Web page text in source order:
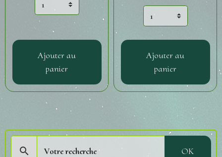
Ajouter au
panier
Ajouter au
panier
OK